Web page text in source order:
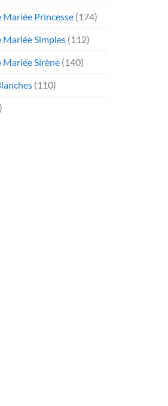
Mariée Princesse (174)
Mariée Simples (112)
Mariée Sirène (140)
(110)